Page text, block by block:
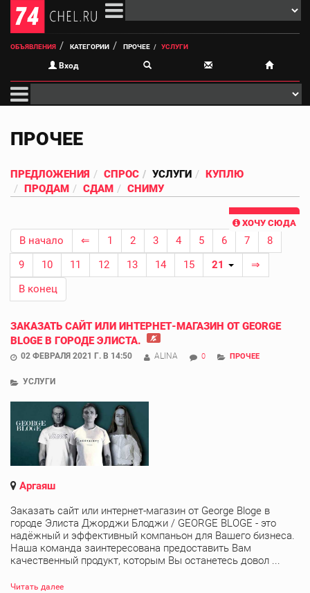
ОБЪЯВЛЕНИЯ КАТЕГОРИИ ПРОЧЕЕ УСЛУГИ
Вход
ПРОЧЕЕ
ПРЕДЛОЖЕНИЯ СПРОС УСЛУГИ
КУПЛЮ
ПРОДАМ
СДАМ СНИМУ
ХОЧУ СЮДА
В начало ⇐ 1 2 3 4 5 6 7
8
9
10 11 12 13 14 15 21
⇒
В конец
ЗАКАЗАТЬ САЙТ ИЛИ ИНТЕРНЕТ-МАГАЗИН ОТ GEORGE
BLOGE В ГОРОДЕ ЭЛИСТА.
02 ФЕВРАЛЯ 2021 Г. В 14:50 ALINA 0 ПРОЧЕЕ
УСЛУГИ
Аргаяш
Заказать сайт или интернет-магазин от George Bloge в
городе Элиста Джорджи Блоджи / GEORGE BLOGE - это
надёжный и эффективный компаньон для Вашего бизнеса.
Наша команда заинтересована предоставить Вам
качественный продукт, которым Вы останетесь довол ...
Читать далее